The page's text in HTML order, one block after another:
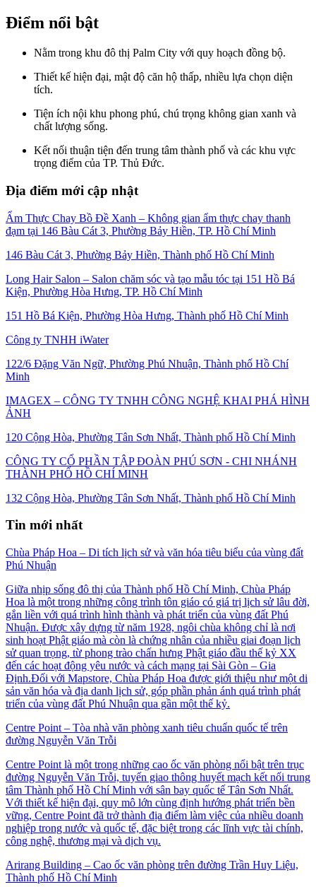
Điểm nổi bật
Nằm trong khu đô thị Palm City với quy hoạch đồng bộ.
Thiết kế hiện đại, mật độ căn hộ thấp, nhiều lựa chọn diện
tích.
Tiện ích nội khu phong phú, chú trọng không gian xanh và
chất lượng sống.
Kết nối thuận tiện đến trung tâm thành phố và các khu vực
trọng điểm của TP. Thủ Đức.
Địa điểm mới cập nhật
Ẩm Thực Chay Bồ Đề Xanh – Không gian ẩm thực chay thanh
đạm tại 146 Bàu Cát 3, Phường Bảy Hiền, TP. Hồ Chí Minh
146 Bàu Cát 3, Phường Bảy Hiền, Thành phố Hồ Chí Minh
Long Hair Salon – Salon chăm sóc và tạo mẫu tóc tại 151 Hồ Bá
Kiện, Phường Hòa Hưng, TP. Hồ Chí Minh
151 Hồ Bá Kiện, Phường Hòa Hưng, Thành phố Hồ Chí Minh
Công ty TNHH iWater
122/6 Đặng Văn Ngữ, Phường Phú Nhuận, Thành phố Hồ Chí
Minh
IMAGEX – CÔNG TY TNHH CÔNG NGHỆ KHAI PHÁ HÌNH
ẢNH
120 Cộng Hòa, Phường Tân Sơn Nhất, Thành phố Hồ Chí Minh
CÔNG TY CỔ PHẦN TẬP ĐOÀN PHÚ SƠN - CHI NHÁNH
THÀNH PHỐ HỒ CHÍ MINH
132 Cộng Hòa, Phường Tân Sơn Nhất, Thành phố Hồ Chí Minh
Tin mới nhất
Chùa Pháp Hoa – Di tích lịch sử và văn hóa tiêu biểu của vùng đất
Phú Nhuận
Giữa nhịp sống đô thị của Thành phố Hồ Chí Minh, Chùa Pháp
Hoa là một trong những công trình tôn giáo có giá trị lịch sử lâu đời,
gắn liền với quá trình hình thành và phát triển của vùng đất Phú
Nhuận. Được xây dựng từ năm 1928, ngôi chùa không chỉ là nơi
sinh hoạt Phật giáo mà còn là chứng nhân của nhiều giai đoạn lịch
sử quan trọng, từ phong trào chấn hưng Phật giáo đầu thế kỷ XX
đến các hoạt động yêu nước và cách mạng tại Sài Gòn – Gia
Định.Đối với Mapstore, Chùa Pháp Hoa được giới thiệu như một di
sản văn hóa và địa danh lịch sử, góp phần phản ánh quá trình phát
triển của vùng đất Phú Nhuận qua gần một thế kỷ.
Centre Point – Tòa nhà văn phòng xanh tiêu chuẩn quốc tế trên
đường Nguyễn Văn Trỗi
Centre Point là một trong những cao ốc văn phòng nổi bật trên trục
đường Nguyễn Văn Trỗi, tuyến giao thông huyết mạch kết nối trung
tâm Thành phố Hồ Chí Minh với sân bay quốc tế Tân Sơn Nhất.
Với thiết kế hiện đại, quy mô lớn cùng định hướng phát triển bền
vững, Centre Point đã trở thành địa điểm làm việc của nhiều doanh
nghiệp trong nước và quốc tế, đặc biệt trong các lĩnh vực tài chính,
công nghệ, thương mại và dịch vụ.
Arirang Building – Cao ốc văn phòng trên đường Trần Huy Liệu,
Thành phố Hồ Chí Minh